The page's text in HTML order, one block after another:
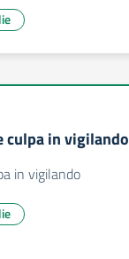
culpa in vigilando
in vigilando